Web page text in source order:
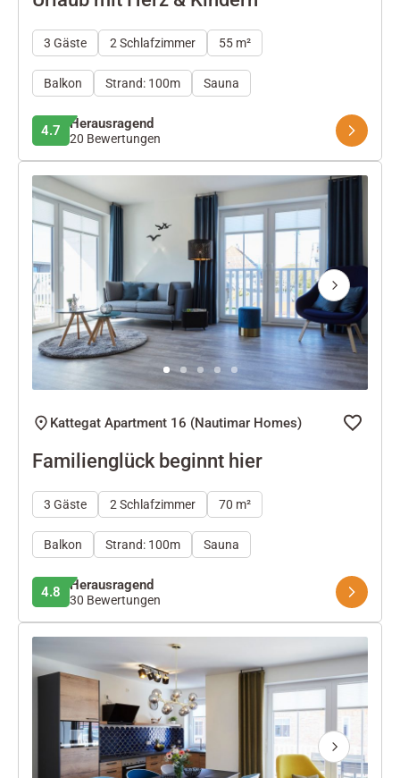
3 Gäste 2 Schlafzimmer 55 m²
Balkon Strand: 100m Sauna
4.7 Herausragend
20 Bewertungen
Next
Kattegat Apartment 16 (Nautimar Homes)
Familienglück beginnt hier
3 Gäste 2 Schlafzimmer 70 m²
Balkon Strand: 100m Sauna
4.8 Herausragend
30 Bewertungen
Next